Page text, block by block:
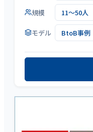
規模 11～50人
モデル BtoB事例